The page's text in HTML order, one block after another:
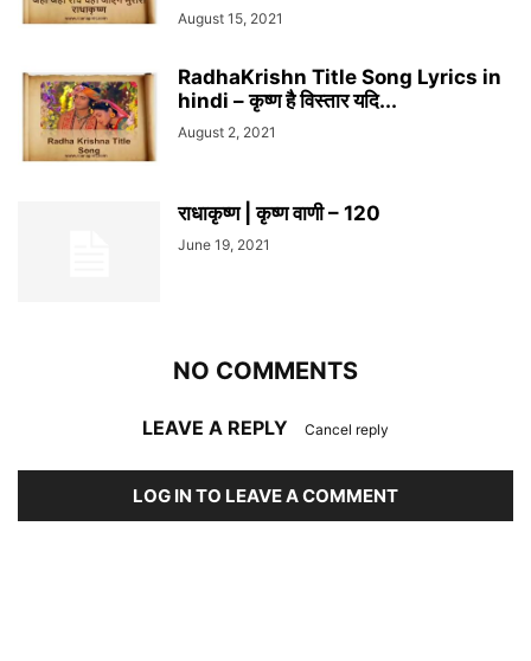
August 15, 2021
RadhaKrishn Title Song Lyrics in
hindi – कृष्ण है विस्तार यदि...
August 2, 2021
राधाकृष्ण | कृष्ण वाणी – 120
June 19, 2021
NO COMMENTS
LEAVE A REPLY Cancel reply
LOG IN TO LEAVE A COMMENT